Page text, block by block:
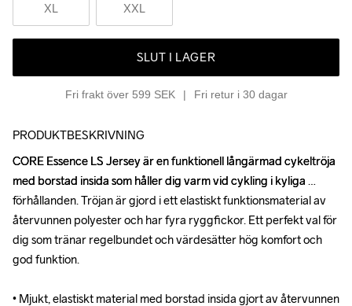
XL XXL
SLUT I LAGER
Fri frakt över 599 SEK Fri retur i 30 dagar
PRODUKTBESKRIVNING
CORE Essence LS Jersey är en funktionell långärmad cykeltröja
med borstad insida som håller dig varm vid cykling i kyliga
förhållanden. Tröjan är gjord i ett elastiskt funktionsmaterial av
återvunnen polyester och har fyra ryggfickor. Ett perfekt val för
dig som tränar regelbundet och värdesätter hög komfort och
god funktion.
• Mjukt, elastiskt material med borstad insida gjort av återvunnen
CORE Essence LS Jersey är en funktionell långärmad cykeltröja
med borstad insida som håller dig varm vid cykling i kyliga
förhållanden. Tröjan är gjord i ett elastiskt funktionsmaterial av
återvunnen polyester och har fyra ryggfickor. Ett perfekt val för
dig som tränar regelbundet och värdesätter hög komfort och
god funktion.
• Mjukt, elastiskt material med borstad insida gjort av återvunnen